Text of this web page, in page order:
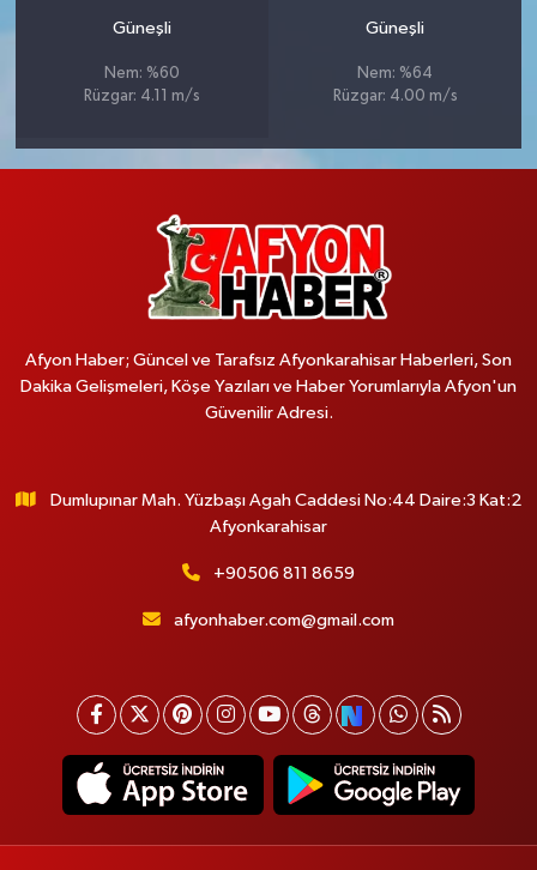
Güneşli
Nem: %60
Rüzgar: 4.11 m/s
Güneşli
Nem: %64
Rüzgar: 4.00 m/s
Afyon Haber; Güncel ve Tarafsız Afyonkarahisar Haberleri, Son
Dakika Gelişmeleri, Köşe Yazıları ve Haber Yorumlarıyla Afyon'un
Güvenilir Adresi.
Dumlupınar Mah. Yüzbaşı Agah Caddesi No:44 Daire:3 Kat:2
Afyonkarahisar
+90506 811 8659
afyonhaber.com@gmail.com